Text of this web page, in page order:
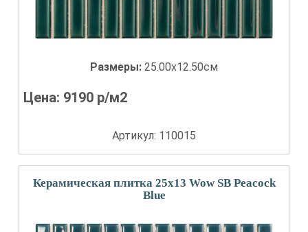
Размеры: 25.00x12.50см
Цена: 9190 р/м2
Артикул: 110015
Керамическая плитка 25x13 Wow SB Peacock
Blue